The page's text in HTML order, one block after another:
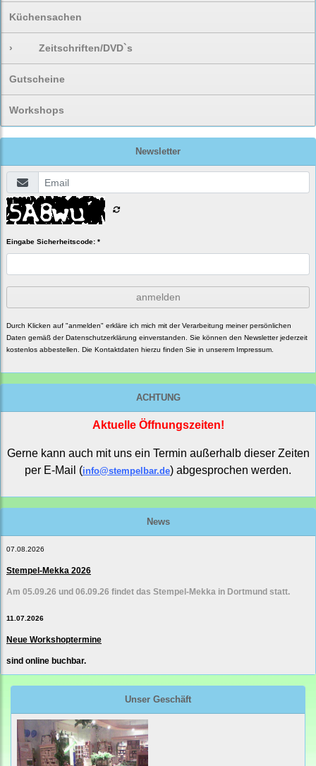
Küchensachen
› Zeitschriften/DVD`s
Gutscheine
Workshops
Newsletter
Eingabe Sicherheitscode: *
anmelden
Durch Klicken auf "anmelden" erkläre ich mich mit der Verarbeitung meiner persönlichen
Daten gemäß der Datenschutzerklärung einverstanden. Sie können den Newsletter jederzeit
kostenlos abbestellen. Die Kontaktdaten hierzu finden Sie in unserem Impressum.
ACHTUNG
Aktuelle Öffnungszeiten!
Gerne kann auch mit uns ein Termin außerhalb dieser Zeiten
per E-Mail (info@stempelbar.de) abgesprochen werden.
News
07.08.2026
Stempel-Mekka 2026
Am 05.09.26 und 06.09.26 findet das Stempel-Mekka in Dortmund statt.
11.07.2026
Neue Workshoptermine
sind online buchbar.
Unser Geschäft